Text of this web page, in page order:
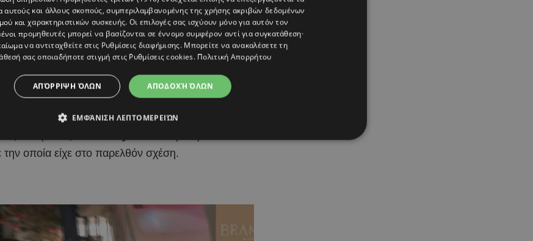
του φώναζαν
οποία είχε στο παρελθόν σχέση.
αυτούς και άλλους σκοπούς, συμπεριλαμβανομένης της χρήσης ακριβών δεδομένων
και χαρακτηριστικών συσκευής. Οι επιλογές σας ισχύουν μόνο για αυτόν τον
προμηθευτές μπορεί να βασίζονται σε έννομο συμφέρον αντί για συγκατάθεση·
να αντιταχθείτε στις Ρυθμίσεις διαφήμισης. Μπορείτε να ανακαλέσετε τη
σας οποιαδήποτε στιγμή στις Ρυθμίσεις cookies. Πολιτική Απορρήτου
ΑΠΟΔΟΧΉ ΌΛΩΝ
ΑΠΌΡΡΙΨΗ ΌΛΩΝ
ΕΜΦΆΝΙΣΗ ΛΕΠΤΟΜΕΡΕΙΏΝ